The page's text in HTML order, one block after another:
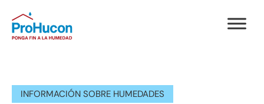
INFORMACIÓN SOBRE HUMEDADES